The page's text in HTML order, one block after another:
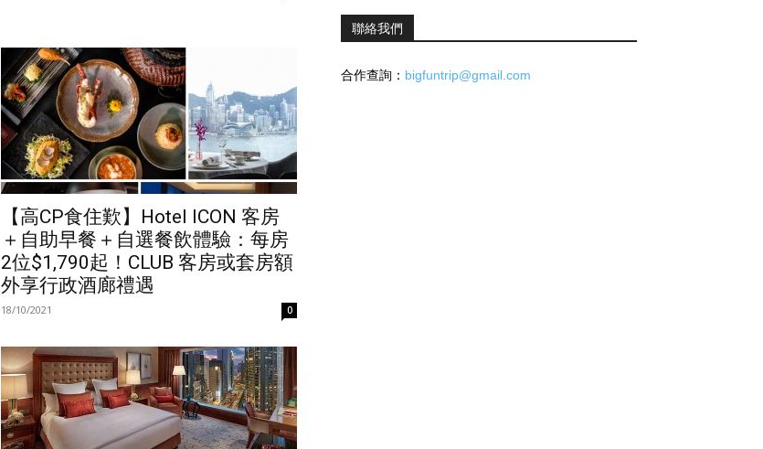
【高CP食住歎】Hotel ICON 客房
＋自助早餐＋自選餐飲體驗：每房
2位$1,790起！CLUB 客房或套房額
外享行政酒廊禮遇
18/10/2021 0
聯絡我們
合作查詢： bigfuntrip@gmail.com